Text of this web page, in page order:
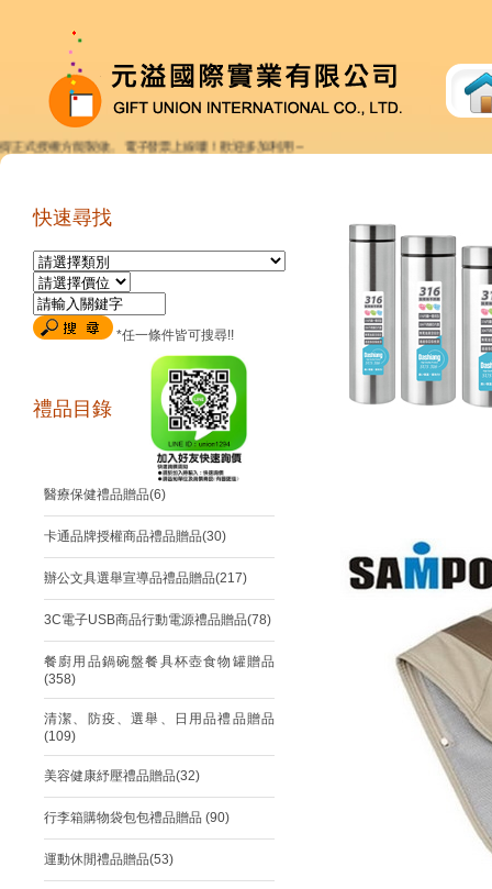
式授權方能製做。 電子發票上線嘍！歡迎多加利用～
快速尋找
*任一條件皆可搜尋!!
禮品目錄
醫療保健禮品贈品(6)
卡通品牌授權商品禮品贈品(30)
辦公文具選舉宣導品禮品贈品(217)
3C電子USB商品行動電源禮品贈品(78)
餐廚用品鍋碗盤餐具杯壺食物罐贈品
(358)
清潔、防疫、選舉、日用品禮品贈品
(109)
美容健康紓壓禮品贈品(32)
行李箱購物袋包包禮品贈品 (90)
運動休閒禮品贈品(53)